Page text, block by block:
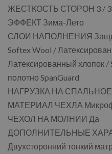
ЖЕСТКОСТЬ СТОРОН 3 / 3
ЭФФЕКТ Зима-Лето
СЛОИ НАПОЛНЕНИЯ
Softex Wool /
Латексированный хлопок
полотно SpanGuard
НАГРУЗКА НА СПАЛЬНОЕ
МАТЕРИАЛ ЧЕХЛА
ЧЕХОЛ НА МОЛНИИ Да
ДОПОЛНИТЕЛЬНЫЕ
Двухсторонний тонкий